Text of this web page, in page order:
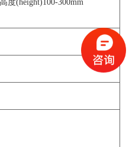
度(height)100-300mm